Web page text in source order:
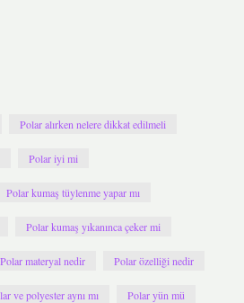
Polar alırken nelere dikkat edilmeli
Polar iyi mi
Polar kumaş tüylenme yapar mı
Polar kumaş yıkanınca çeker mi
Polar materyal nedir Polar özelliği nedir
ve polyester aynı mı Polar yün mü